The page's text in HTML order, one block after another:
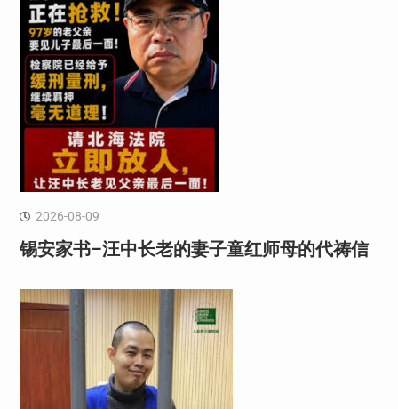
2026-08-09
锡安家书–汪中长老的妻子童红⁩师母的代祷信